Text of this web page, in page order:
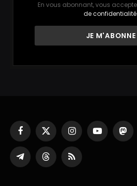
En vous abonnant, vous
de confidentialité
Facebook
X
(Twitter)
InstagramYouTube
Partager
sur
ThreadsRSS